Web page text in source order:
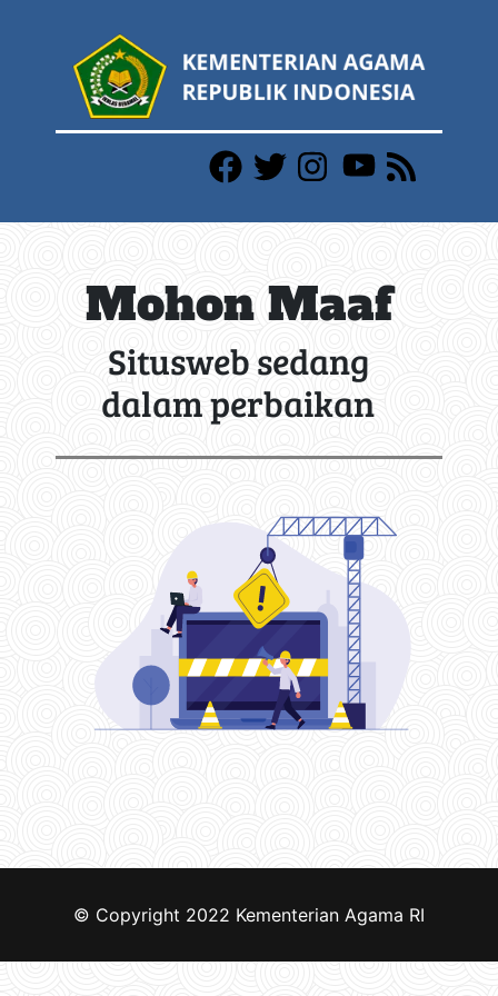
Mohon Maaf
Situsweb sedang
dalam perbaikan
© Copyright 2022 Kementerian Agama RI